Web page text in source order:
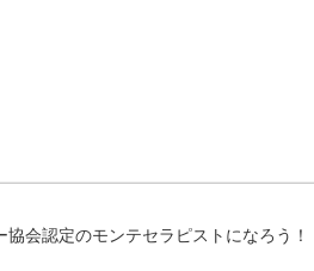
会認定のモンテセラピストになろう！